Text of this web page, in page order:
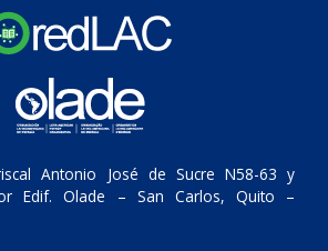
Antonio José de Sucre N58-63 y
Edif. Olade – San Carlos, Quito –